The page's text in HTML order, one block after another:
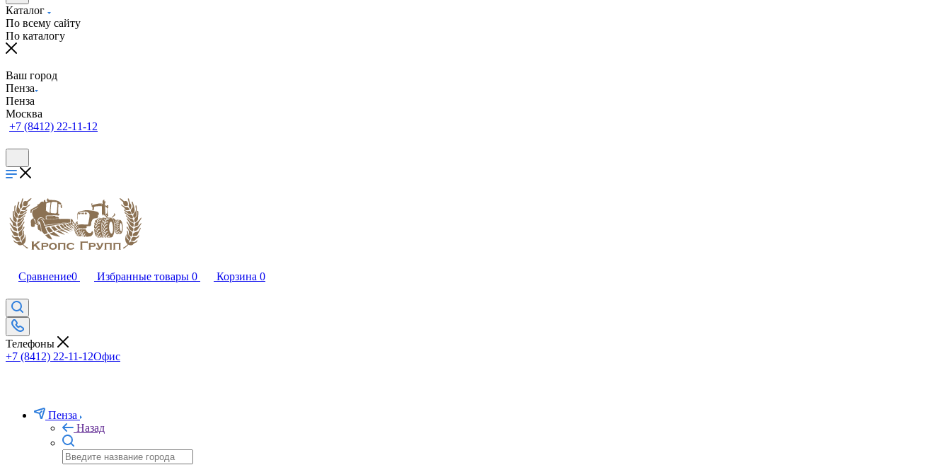
Каталог
По всему сайту
По каталогу
Ваш город
Пенза
Пенза
Москва
+7 (8412) 22-11-12
Сравнение0 Избранные товары 0 Корзина 0
Телефоны
+7 (8412) 22-11-12Офис
Пенза
Назад